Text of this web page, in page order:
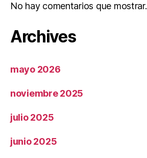
No hay comentarios que mostrar.
Archives
mayo 2026
noviembre 2025
julio 2025
junio 2025